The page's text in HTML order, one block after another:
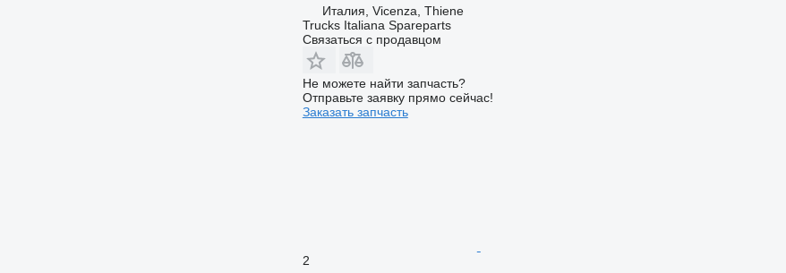
Италия, Vicenza, Thiene
Trucks Italiana Spareparts
Связаться с продавцом
Не можете найти запчасть?
Отправьте заявку прямо сейчас!
Заказать запчасть
2